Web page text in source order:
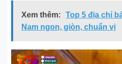
Xem thêm:
Top 5 địa chỉ
Nam ngon, giòn, chuẩn vị